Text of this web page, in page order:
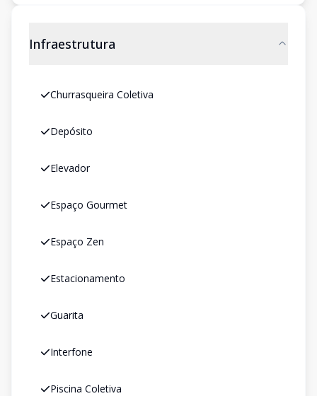
Infraestrutura
Churrasqueira Coletiva
Depósito
Elevador
Espaço Gourmet
Espaço Zen
Estacionamento
Guarita
Interfone
Piscina Coletiva